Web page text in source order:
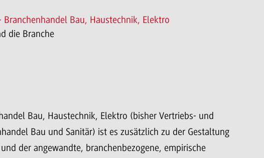
Branchenhandel Bau, Haustechnik, Elektro
die Branche
Bau, Haustechnik, Elektro (bisher Vertriebs- und
Bau und Sanitär) ist es zusätzlich zu der Gestaltung
der angewandte, branchenbezogene, empirische